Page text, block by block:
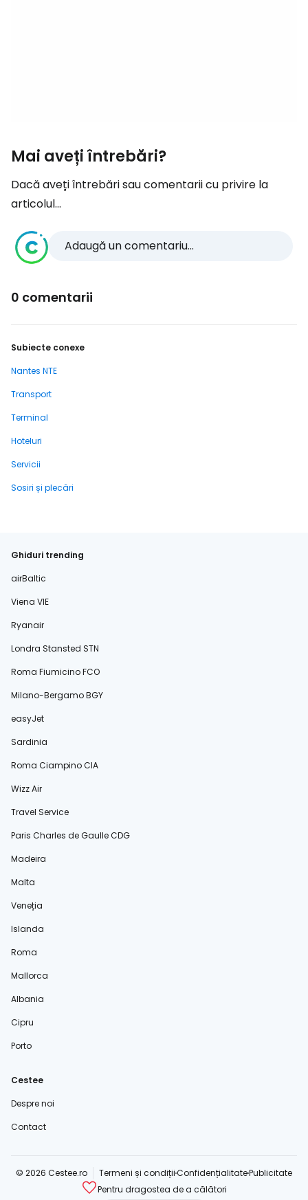
Mai aveți întrebări?
Dacă aveți întrebări sau comentarii cu privire la
articolul...
Adaugă un comentariu...
0 comentarii
Subiecte conexe
Nantes NTE
Transport
Terminal
Hoteluri
Servicii
Sosiri și plecări
Ghiduri trending
airBaltic
Viena VIE
Ryanair
Londra Stansted STN
Roma Fiumicino FCO
Milano-Bergamo BGY
easyJet
Sardinia
Roma Ciampino CIA
Wizz Air
Travel Service
Paris Charles de Gaulle CDG
Madeira
Malta
Veneția
Islanda
Roma
Mallorca
Albania
Cipru
Porto
Cestee
Despre noi
Contact
© 2026 Cestee.ro Termeni și condițiiConfidențialitatePublicitate
Pentru dragostea de a călători